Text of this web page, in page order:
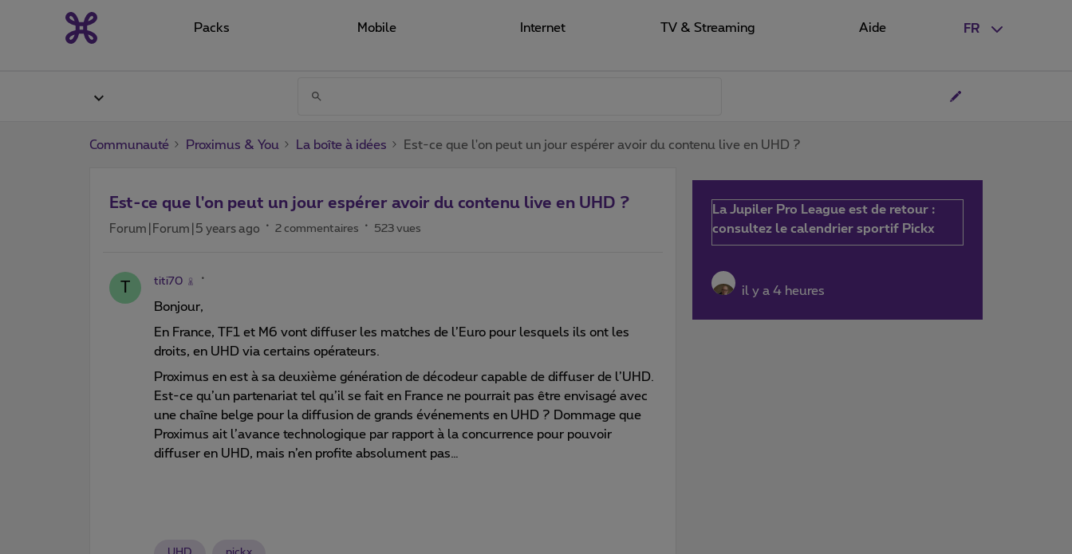
FR
Packs Mobile Internet TV & Streaming Aide
Communauté Proximus & You La boîte à idées Est-ce que l'on peut un jour espérer avoir du contenu live en UHD ?
Est-ce que l'on peut un jour espérer avoir du contenu live en UHD ?
Forum|Forum|5 years ago 2 commentaires 523 vues
T titi70
Bonjour,
En France, TF1 et M6 vont diffuser les matches de l’Euro pour lesquels ils ont les
droits, en UHD via certains opérateurs.
Proximus en est à sa deuxième génération de décodeur capable de diffuser de l’UHD.
Est-ce qu’un partenariat tel qu’il se fait en France ne pourrait pas être envisagé avec
une chaîne belge pour la diffusion de grands événements en UHD ? Dommage que
Proximus ait l’avance technologique par rapport à la concurrence pour pouvoir
diffuser en UHD, mais n’en profite absolument pas…
La Jupiler Pro League est de retour :
consultez le calendrier sportif Pickx
il y a 4 heures